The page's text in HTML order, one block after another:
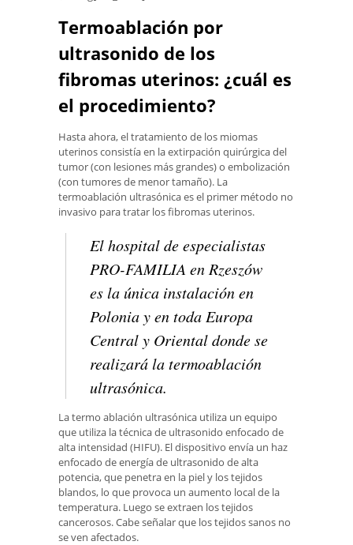
Termoablación por
ultrasonido de los
fibromas uterinos: ¿cuál es
el procedimiento?
Hasta ahora, el tratamiento de los miomas
uterinos consistía en la extirpación quirúrgica del
tumor (con lesiones más grandes) o embolización
(con tumores de menor tamaño). La
termoablación ultrasónica es el primer método no
invasivo para tratar los fibromas uterinos.
El hospital de especialistas
PRO-FAMILIA en Rzeszów
es la única instalación en
Polonia y en toda Europa
Central y Oriental donde se
realizará la termoablación
ultrasónica.
La termo ablación ultrasónica utiliza un equipo
que utiliza la técnica de ultrasonido enfocado de
alta intensidad (HIFU). El dispositivo envía un haz
enfocado de energía de ultrasonido de alta
potencia, que penetra en la piel y los tejidos
blandos, lo que provoca un aumento local de la
temperatura. Luego se extraen los tejidos
cancerosos. Cabe señalar que los tejidos sanos no
se ven afectados.